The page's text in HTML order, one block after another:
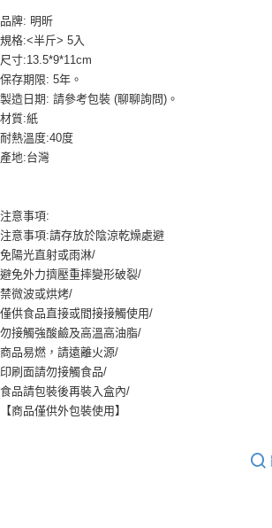
２．便利：只要手機號碼，簡訊認證，即可結帳。
３．安心：先確認商品／服務後，再付款。
【「AFTEE先享後付」結帳流程】
１．於結帳方式選擇「AFTEE先享後付」後，將跳轉
結帳頁面，進行簡訊認證並確認金額後，即可完成結帳
２．訂單成立數日內，您將收到繳費通知簡訊。
３．收到繳費通知簡訊後14天內，點擊此簡訊中的連
ATM／網路銀行／等多元方式進行付款，方視為交易
※ 請注意：結帳手續完成當下不需立刻繳費，但若您
是否繳費成功／繳費後需取消欲退款等相關疑問，請
客戶支援中心」https://netprotections.freshdesk.com/
【注意事項】
１．透過由恩沛科技股份有限公司提供之「AFTEE先
易，需依本服務之必要範圍內提供個人資料，並將交
權轉讓予恩沛科技股份有限公司。
２．關於個人資料處理事宜，請瀏覽以下網址：
https://aftee.tw/terms/#terms3
３．未成年的使用者請事先徵得法定代理人或監護人
「AFTEE先享後付」，若未經同意申辦者引起之損失
任。
４．使用「AFTEE先享後付」時，將依據個別帳號之
５．嚴禁一人註冊多個帳號或使用他人資訊註冊。若
全家取貨付款-重量限制含紙箱10kg，請控制商
kg
每筆NT$90，滿NT$990(含以上)免運費
付款後全家取貨-重量限制含紙箱10kg，請控制
9.5kg
每筆NT$90，滿NT$990(含以上)免運費
kg
每筆NT$90，滿NT$990(含以上)免運費
付款後7-11取貨-重量限制含紙箱10kg，請控制
9.5kg
每筆NT$90，滿NT$990(含以上)免運費
宅配-新竹物流
每筆NT$150，滿NT$2,000(含以上)免運費
離島客戶-中華郵政
品牌: 明昕
規格:<半斤> 5入
尺寸:13.5*9*11cm
保存期限: 5年。
製造日期: 請參考包裝 (聊聊詢問)。
材質:紙
耐熱溫度:40度
產地:台灣
注意事項:
注意事項:請存放於陰涼乾燥處避
免陽光直射或雨淋/
避免外力擠壓重摔變形破裂/
禁微波或烘烤/
僅供食品直接或間接接觸使用/
勿接觸強酸鹼及高溫高油脂/
商品易燃，請遠離火源/
印刷面請勿接觸食品/
食品請包裝後再裝入盒內/
【商品僅供外包裝使用】